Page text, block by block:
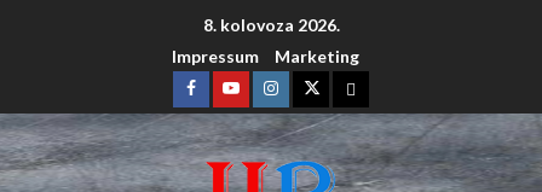
8. kolovoza 2026.
Impressum
Marketing